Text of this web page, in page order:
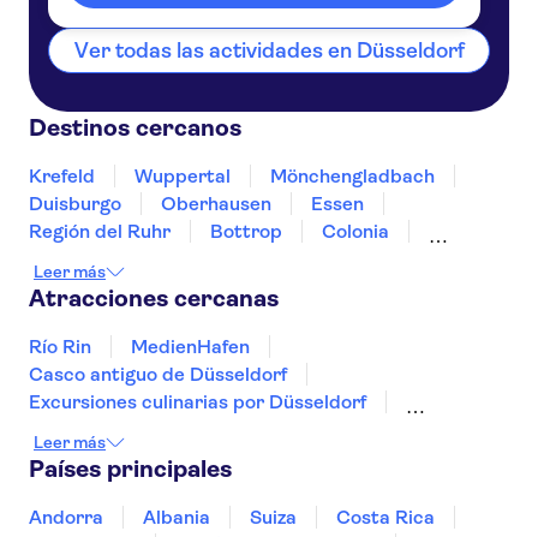
Ver todas las actividades en Düsseldorf
Destinos cercanos
Krefeld Wuppertal
Mönchengladbach
Duisburgo
Oberhausen
Essen
Región del Ruhr
Bottrop
Colonia
Siegburg
Leer más
Atracciones cercanas
Río Rin
MedienHafen
Casco antiguo de Düsseldorf
Excursiones culinarias por Düsseldorf
Neues Museum
Museo del Chocolate de Colonia
Torre de la TV de Berlín
Reichstag
Leer más
Países principales
Andorra Albania Suiza
Costa Rica